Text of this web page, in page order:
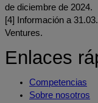
de diciembre de 2024.
[4] Información a
Ventures.
Enlaces
Competencias
Sobre nosotros